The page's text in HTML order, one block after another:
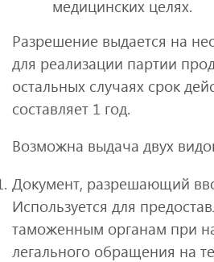
медицинских целях.
Разрешение выдается на
для реализации партии
остальных случаях срок
составляет 1 год.
Возможна выдача двух
Документ, разрешающий
Используется для
таможенным органам при
легального обращения на